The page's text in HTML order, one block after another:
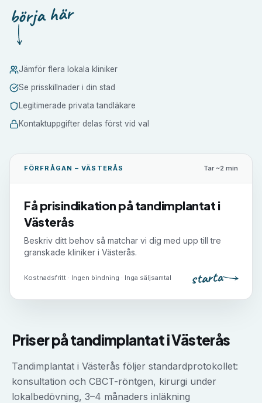
börja här
Jämför flera lokala kliniker
Se prisskillnader i din stad
Legitimerade privata tandläkare
Kontaktuppgifter delas först vid val
FÖRFRÅGAN –VÄSTERÅS Tar ~2 min
Få prisindikation på tandimplantat i
Västerås
Beskriv ditt behov så matchar vi dig med upp till tre
granskade kliniker i Västerås.
Kostnadsfritt · Ingen bindning · Inga säljsamtal starta
Priser påtandimplantatiVästerås
Tandimplantat i Västerås följer standardprotokollet:
konsultation och CBCT-röntgen, kirurgi under
lokalbedövning, 3–4 månaders inläkning